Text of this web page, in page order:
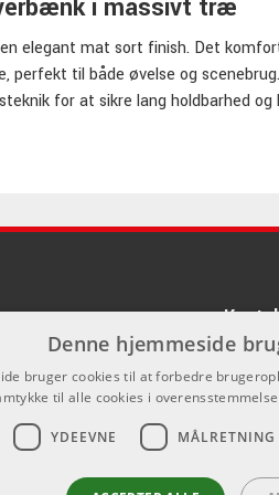
i massivt træ
elegant mat sort finish. Det
perfekt til både øvelse og
for at sikre lang holdbarhed
jævne og præcise indstillinger
brugere. Justerbare fødder
Som
Denne hjemmeside
bruger cookies til at forbedre
til alle cookies i
YDEEVNE MÅLRETNING